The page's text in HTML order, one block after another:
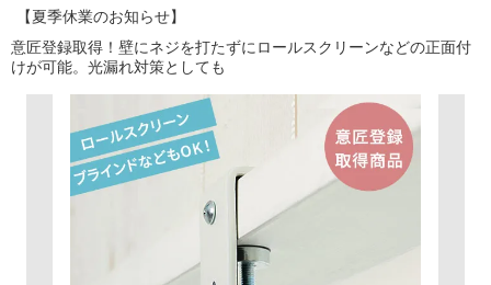
【夏季休業のお知らせ】
意匠登録取得！壁にネジを打たずにロールスクリーンなどの正面付
けが可能。光漏れ対策としても